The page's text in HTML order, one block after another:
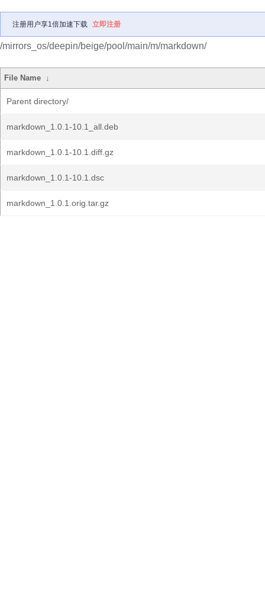
注册用户享1倍加速下载 立即注册
/mirrors_os/deepin/beige/pool/main/m/markdown/
File Name ↓
Parent directory/
markdown_1.0.1-10.1_all.deb
markdown_1.0.1-10.1.diff.gz
markdown_1.0.1-10.1.dsc
markdown_1.0.1.orig.tar.gz